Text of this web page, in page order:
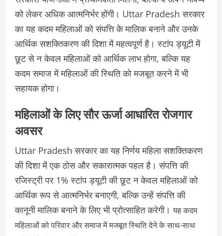
को लेकर अधिक आत्मनिर्भर होंगी। Uttar Pradesh सरकार
का यह कदम महिलाओं को संपत्ति के मालिक बनाने और उनके
आर्थिक सशक्तिकरण की दिशा में महत्वपूर्ण है। स्टांप ड्यूटी में
छूट से न केवल महिलाओं को आर्थिक लाभ होगा, बल्कि यह
कदम समाज में महिलाओं की स्थिति को मजबूत करने में भी
सहायक होगा।
महिलाओं के लिए सौर ऊर्जा आधारित रोजगार
अवसर
Uttar Pradesh सरकार का यह निर्णय महिला सशक्तिकरण
की दिशा में एक ठोस और सकारात्मक पहल है। संपत्ति की
रजिस्ट्री पर 1% स्टांप ड्यूटी की छूट न केवल महिलाओं को
आर्थिक रूप से आत्मनिर्भर बनाएगी, बल्कि उन्हें संपत्ति की
कानूनी मालिक बनाने के लिए भी प्रोत्साहित करेगी।यह कदम
महिलाओं को परिवार और समाज में मजबूत स्थिति देने के साथ-साथ